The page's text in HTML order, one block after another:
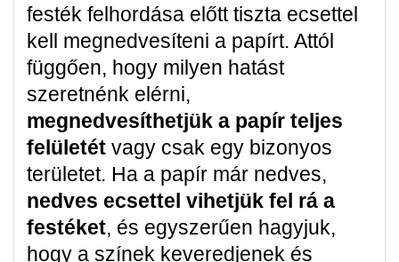
festék felhordása előtt tiszta ecsettel
kell megnedvesíteni a papírt. Attól
függően, hogy milyen hatást
szeretnénk elérni,
megnedvesíthetjük a papír teljes
felületét vagy csak egy bizonyos
területet. Ha a papír már nedves,
nedves ecsettel vihetjük fel rá a
festéket, és egyszerűen hagyjuk,
hogy a színek keveredjenek és